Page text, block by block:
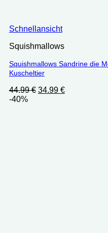
Schnellansicht
Squishmallows
Squishmallows Sandrine die
Kuscheltier
44.99€ Ursprünglicher
34.99 €Aktueller
-40%